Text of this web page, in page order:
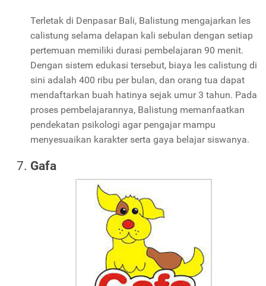
Terletak di Denpasar Bali, Balistung mengajarkan les
calistung selama delapan kali sebulan dengan setiap
pertemuan memiliki durasi pembelajaran 90 menit.
Dengan sistem edukasi tersebut, biaya les calistung di
sini adalah 400 ribu per bulan, dan orang tua dapat
mendaftarkan buah hatinya sejak umur 3 tahun. Pada
proses pembelajarannya, Balistung memanfaatkan
pendekatan psikologi agar pengajar mampu
menyesuaikan karakter serta gaya belajar siswanya.
Gafa